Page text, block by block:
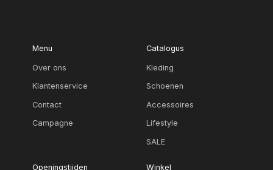
Menu
Over ons
Klantenservice
Contact
Campagne
Catalogus
Kleding
Schoenen
Accessoires
Lifestyle
SALE
Openingstijden Winkel